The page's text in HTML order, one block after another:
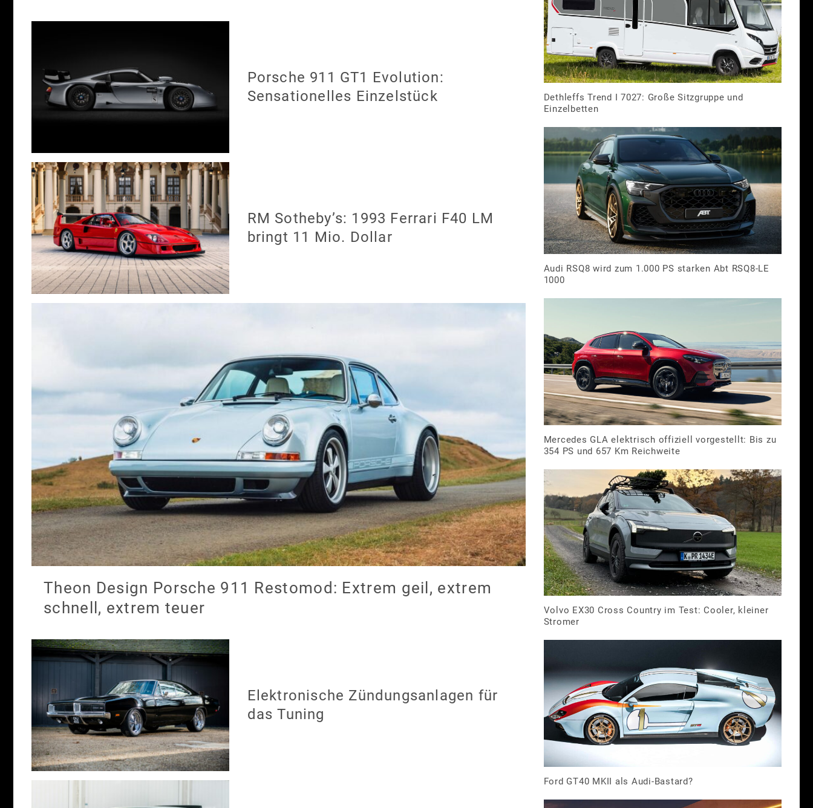
Porsche 911 GT1 Evolution:
Sensationelles Einzelstück
RM Sotheby’s: 1993 Ferrari F40 LM
bringt 11 Mio. Dollar
Theon Design Porsche 911 Restomod: Extrem geil, extrem
schnell, extrem teuer
Elektronische Zündungsanlagen für
das Tuning
Dethleffs Trend I 7027: Große Sitzgruppe und
Einzelbetten
Audi RSQ8 wird zum 1.000 PS starken Abt RSQ8-LE
1000
Mercedes GLA elektrisch offiziell vorgestellt: Bis zu
354 PS und 657 Km Reichweite
Volvo EX30 Cross Country im Test: Cooler, kleiner
Stromer
Ford GT40 MKII als Audi-Bastard?